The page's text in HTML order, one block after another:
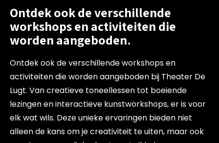
Ontdek ook de verschillende
workshops en activiteiten die
worden aangeboden.
Ontdek ook de verschillende workshops en
activiteiten die worden aangeboden bij Theater De
Lugt. Van creatieve toneellessen tot boeiende
lezingen en interactieve kunstworkshops, er is voor
elk wat wils. Deze unieke ervaringen bieden niet
alleen de kans om je creativiteit te uiten, maar ook